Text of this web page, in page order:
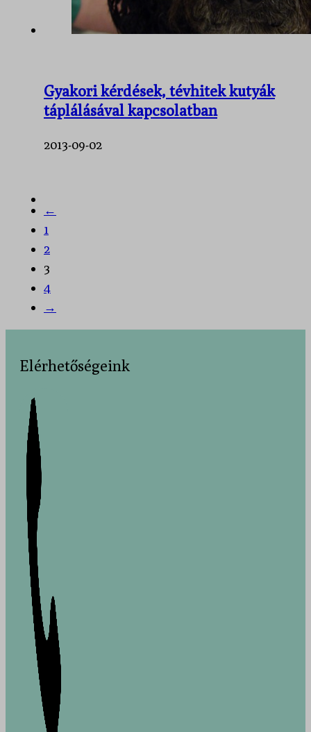
Gyakori kérdések, tévhitek kutyák
táplálásával kapcsolatban
2013-09-02
←
1
2
3
4
→
Elérhetőségeink